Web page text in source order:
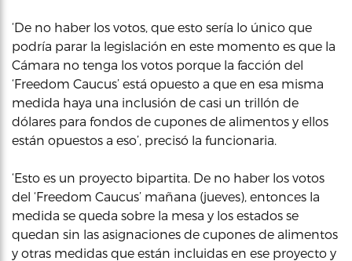
‘De no haber los votos, que esto sería lo único que
podría parar la legislación en este momento es que la
Cámara no tenga los votos porque la facción del
‘Freedom Caucus’ está opuesto a que en esa misma
medida haya una inclusión de casi un trillón de
dólares para fondos de cupones de alimentos y ellos
están opuestos a eso’, precisó la funcionaria.
‘Esto es un proyecto bipartita. De no haber los votos
del ‘Freedom Caucus’ mañana (jueves), entonces la
medida se queda sobre la mesa y los estados se
quedan sin las asignaciones de cupones de alimentos
y otras medidas que están incluidas en ese proyecto y